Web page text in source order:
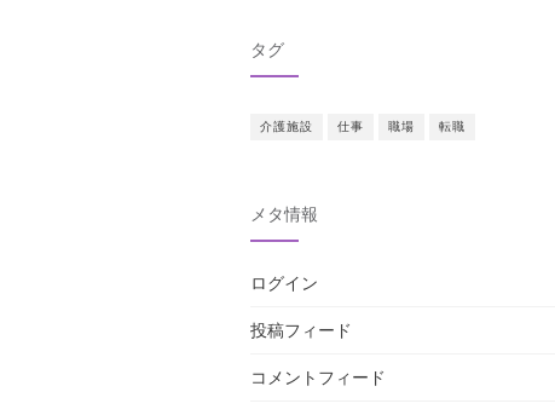
タグ
介護施設 仕事 職場 転職
メタ情報
ログイン
投稿フィード
コメントフィード